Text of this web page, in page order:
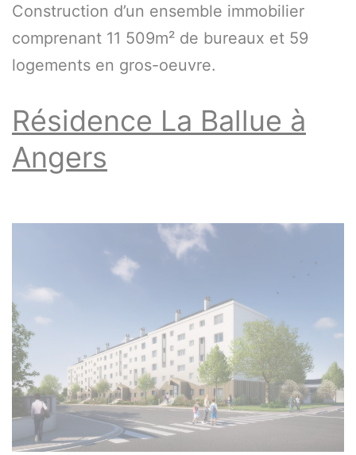
Construction d’un ensemble immobilier
comprenant 11 509m² de bureaux et 59
logements en gros-oeuvre.
Résidence La Ballue à
Angers